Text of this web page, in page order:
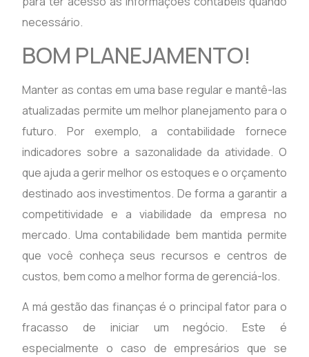
necessário.
BOM PLANEJAMENTO!
Manter as contas em uma base regular e mantê-las
atualizadas permite um melhor planejamento para o
futuro. Por exemplo, a contabilidade fornece
indicadores sobre a sazonalidade da atividade. O
que ajuda a gerir melhor os estoques e o orçamento
destinado aos investimentos. De forma a garantir a
competitividade e a viabilidade da empresa no
mercado. Uma contabilidade bem mantida permite
que você conheça seus recursos e centros de
custos, bem como a melhor forma de gerenciá-los.
A má gestão das finanças é o principal fator para o
fracasso de iniciar um negócio. Este é
especialmente o caso de empresários que se